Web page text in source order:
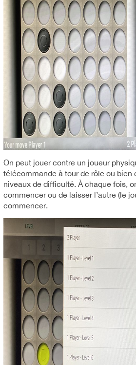
On peut jouer contre un joueur
télécommande à tour de rôle ou bien
niveaux de difficulté. À chaque fois,
commencer ou de laisser l’autre (le
commencer.